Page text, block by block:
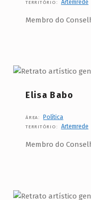
a
TERRITÓRIO: Artemrede
Membro do
Elisa Babo
ÁREA: Política
TERRITÓRIO: Artemrede
Membro do